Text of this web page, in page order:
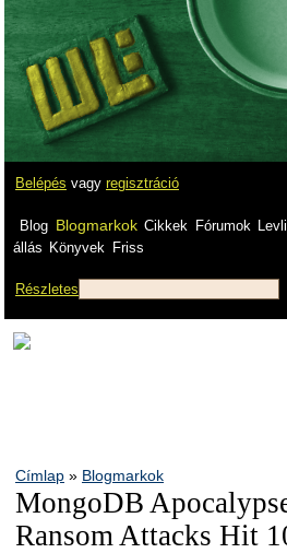
Belépés vagy regisztráció
Blog Blogmarkok Cikkek Fórumok
állás Könyvek Friss
Részletes
Címlap » Blogmarkok
MongoDB
Ransom Attacks Hit